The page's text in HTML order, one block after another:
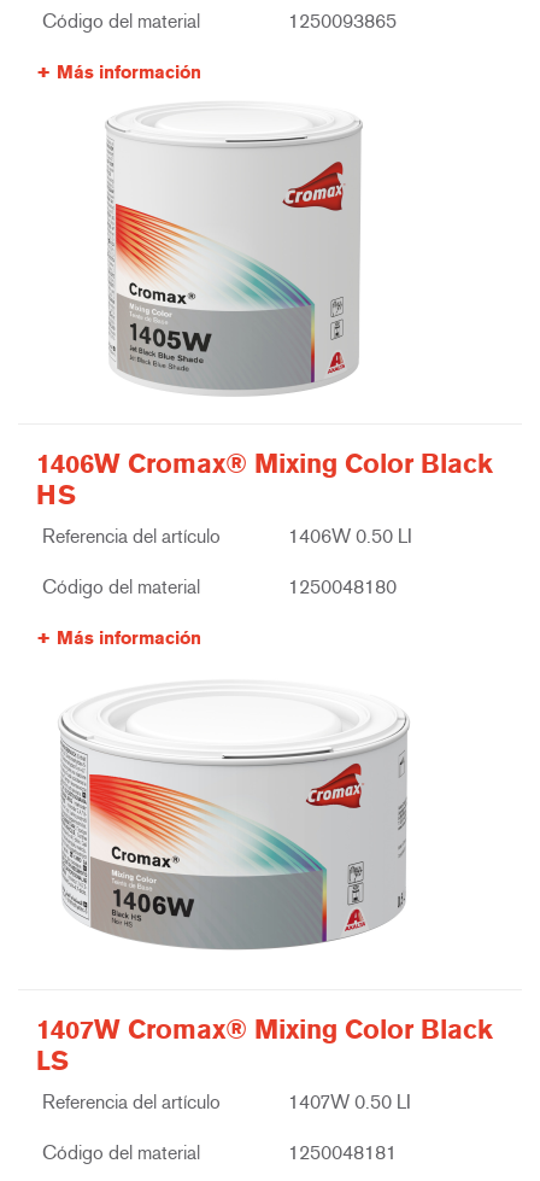
Código del material 1250093865
Más información
1406W Cromax® Mixing Color Black
HS
Referencia del artículo 1406W 0.50 LI
Código del material 1250048180
Más información
1407W Cromax® Mixing Color Black
LS
Referencia del artículo 1407W 0.50 LI
Código del material 1250048181